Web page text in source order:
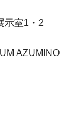
示室1・2
AZUMINO